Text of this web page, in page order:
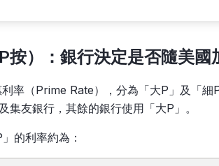
按）：銀行決定是否隨美國
率（Prime Rate），分為「大P」及「
集友銀行，其餘的銀行使用「大P」。
的利率約為：